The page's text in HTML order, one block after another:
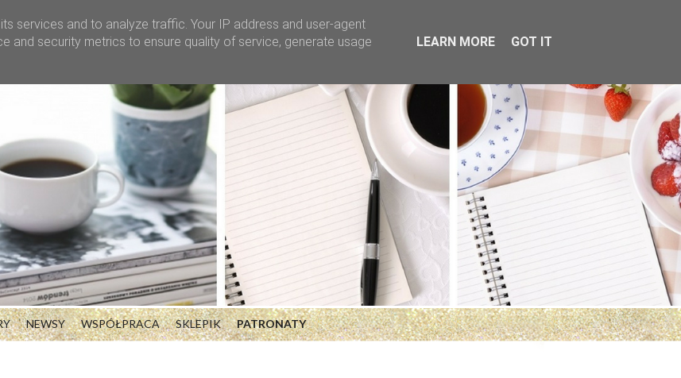
NEWSY WSPÓŁPRACA SKLEPIK PATRONATY
services and to analyze traffic. Your IP address and user-agent
and security metrics to ensure quality of service, generate usage
LEARN MORE GOT IT